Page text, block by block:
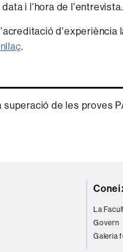
i l'hora de l'entrevista.
d'experiència
.
superació de les proves
La
Govern
Galeria